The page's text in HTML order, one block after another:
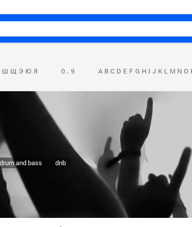
Ш Щ Э Ю Я 0 .. 9 A B C D E F G H I J K L M N O
and bass dnb